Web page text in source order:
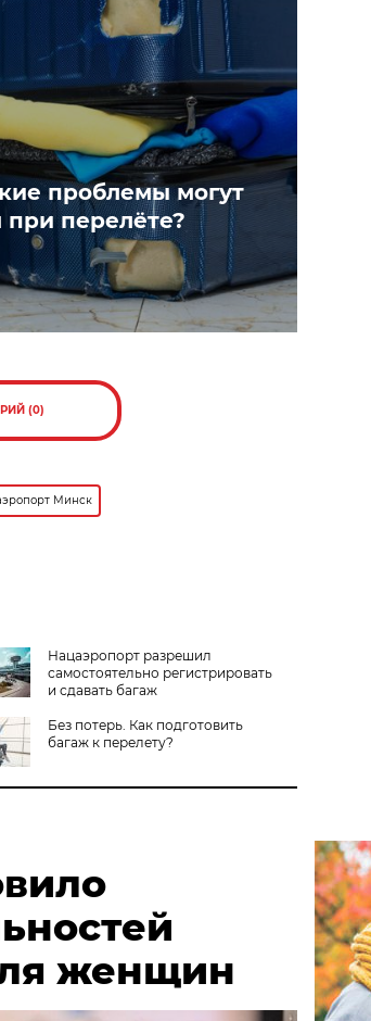
проблемы могут
при перелёте?
(0)
Минск
Нацаэропорт разрешил
самостоятельно регистрировать
и сдавать багаж
Без потерь. Как подготовить
багаж к перелету?
женщин